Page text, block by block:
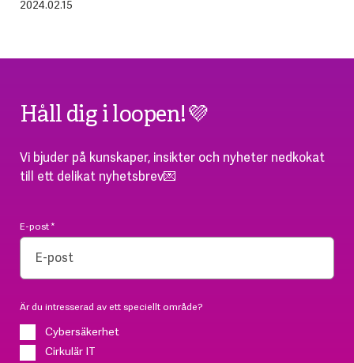
2024.02.15
Håll dig i loopen!💜
Vi bjuder på kunskaper, insikter och nyheter nedkokat
till ett delikat nyhetsbrev💌
E-post*
Är du intresserad av ett speciellt område?
Cybersäkerhet
Cirkulär IT